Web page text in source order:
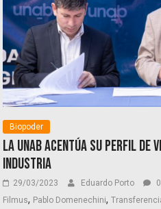
Biopoder
La UNaB acentúa su perfil de
industria
29/03/2023 Eduardo Porto
Filmus, Pablo Domenechini,